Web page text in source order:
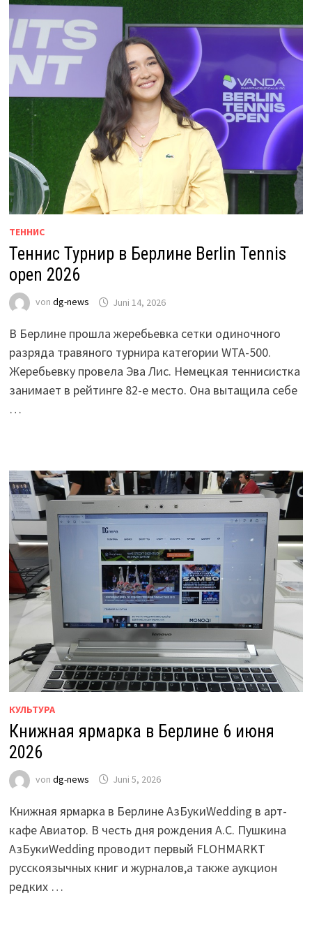
ТЕННИС
Теннис Турнир в Берлине Berlin Tennis
open 2026
von dg-news Juni 14, 2026
В Берлине прошла жеребьевка сетки одиночного
разряда травяного турнира категории WTA-500.
Жеребьевку провела Эва Лис. Немецкая теннисистка
занимает в рейтинге 82-е место. Она вытащила себе
…
КУЛЬТУРА
Книжная ярмарка в Берлине 6 июня
2026
von dg-news Juni 5, 2026
Книжная ярмарка в Берлине АзБукиWedding в арт-
кафе Авиатор. В честь дня рождения А.С. Пушкина
АзБукиWedding проводит первый FLOHMARKT
русскоязычных книг и журналов,а также аукцион
редких …